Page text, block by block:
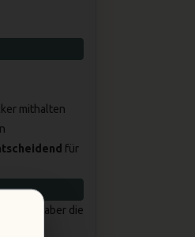
mithalten
für
– aber die